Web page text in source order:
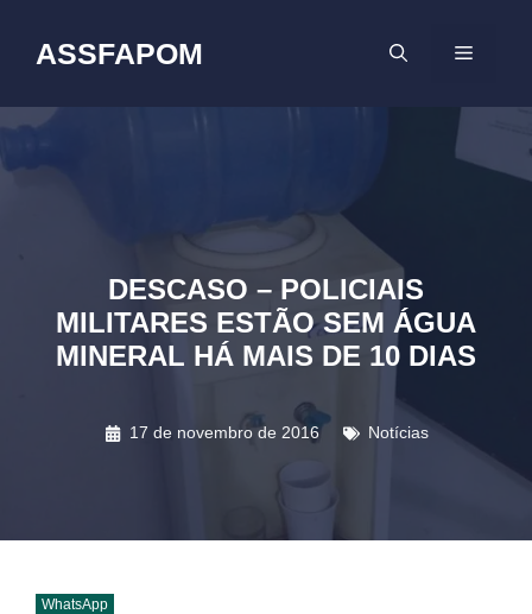
conteúdo
ASSFAPOM MENU
DESCASO – POLICIAIS
MILITARES ESTÃO SEM ÁGUA
MINERAL HÁ MAIS DE 10 DIAS
17 de novembro de 2016 Notícias
WhatsApp